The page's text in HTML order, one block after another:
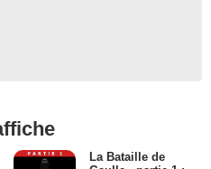
La Bataille de